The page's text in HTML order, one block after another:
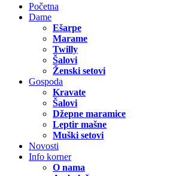
Početna
Dame
Ešarpe
Marame
Twilly
Šalovi
Ženski setovi
Gospoda
Kravate
Šalovi
Džepne maramice
Leptir mašne
Muški setovi
Novosti
Info korner
O nama